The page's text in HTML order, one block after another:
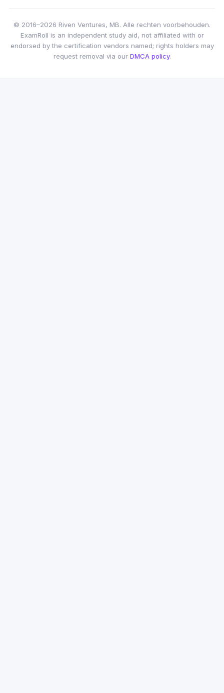
© 2016–2026 Riven Ventures, MB. Alle rechten voorbehouden.
ExamRoll is an independent study aid, not affiliated with or
endorsed by the certification vendors named; rights holders may
request removal via our DMCA policy.